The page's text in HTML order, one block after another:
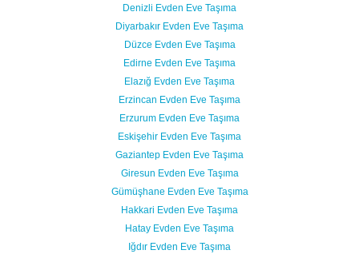
Denizli Evden Eve Taşıma
Diyarbakır Evden Eve Taşıma
Düzce Evden Eve Taşıma
Edirne Evden Eve Taşıma
Elazığ Evden Eve Taşıma
Erzincan Evden Eve Taşıma
Erzurum Evden Eve Taşıma
Eskişehir Evden Eve Taşıma
Gaziantep Evden Eve Taşıma
Giresun Evden Eve Taşıma
Gümüşhane Evden Eve Taşıma
Hakkari Evden Eve Taşıma
Hatay Evden Eve Taşıma
Iğdır Evden Eve Taşıma